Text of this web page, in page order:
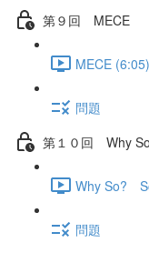
第９回 MECE
MECE (6:05)
問題
第１０回 Why
Why So?
問題